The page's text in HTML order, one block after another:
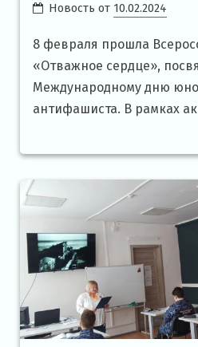
Новость от 10.02.2024
8 февраля прошла
«Отважное сердце»,
Международному дню
антифашиста. В рамках